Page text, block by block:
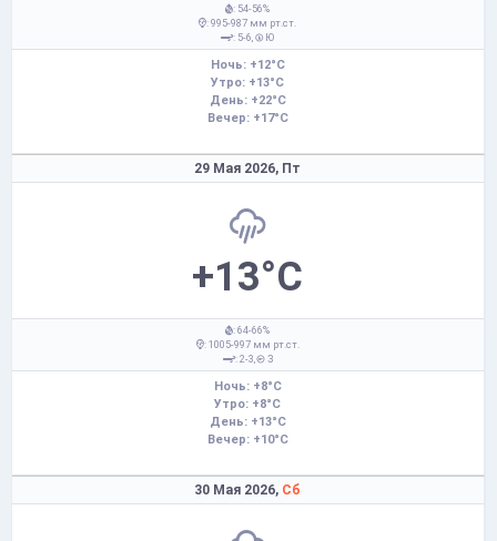
: 54-56%
: 995-987 мм рт.ст.
: 5-6,
Ю
Ночь: +12°C
Утро: +13°C
День: +22°C
Вечер: +17°C
29 Мая 2026, Пт
+13°C
: 64-66%
: 1005-997 мм рт.ст.
: 2-3,
З
Ночь: +8°C
Утро: +8°C
День: +13°C
Вечер: +10°C
30 Мая 2026, Сб